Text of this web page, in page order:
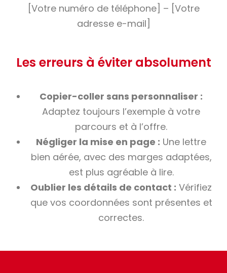
[Votre numéro de téléphone] – [Votre
adresse e-mail]
Les erreurs à éviter absolument
Copier-coller sans personnaliser :
Adaptez toujours l’exemple à votre
parcours et à l’offre.
Négliger la mise en page : Une lettre
bien aérée, avec des marges adaptées,
est plus agréable à lire.
Oublier les détails de contact : Vérifiez
que vos coordonnées sont présentes et
correctes.